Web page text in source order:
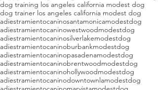
dog training los angeles california modest dog
dog trainer los angeles california modest dog
adiestramientocaninosantamonicamodestdog
adiestramientocaninowestwoodmodestdog
adiestramientocaninosilverlakemodestdog
adiestramientocaninoburbankmodestdog
adiestramientocaninopasadenamodestdog
adiestramientocaninobrentwoodmodestdog
adiestramientocaninohollywoodmodestdog
adiestramientocaninodowntownlamodestdog